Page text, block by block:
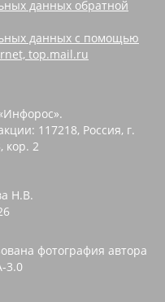
данных обратной
данных с помощью
top.mail.ru
117218, Россия, г.
кор. 2
Н.В.
фотография автора
3.0